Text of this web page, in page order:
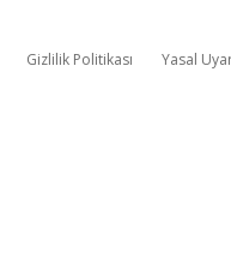
Gizlilik Politikası Yasal